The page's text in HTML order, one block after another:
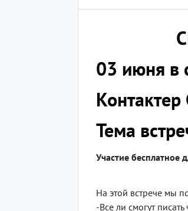
03 июня в
Тема
Участие бесплатное
На этой встрече мы
-Все ли смогут